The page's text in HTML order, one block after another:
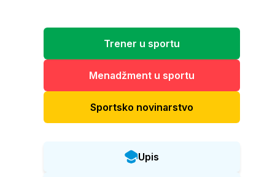
Trener u sportu
Menadžment u sportu
Sportsko novinarstvo
Upis